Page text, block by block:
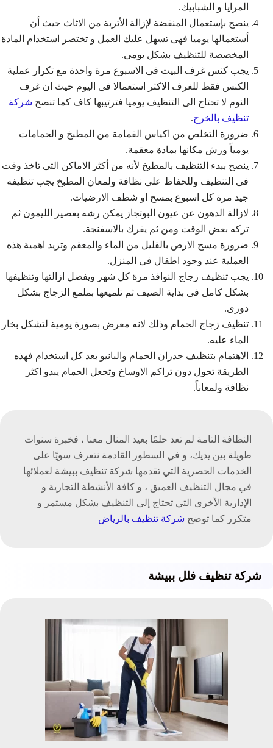
المرايا و الشبابيك.
ينصح بإستعمال المنفضة لإزالة الأتربة من الاثاث حيث أن
أستعمالها يوميا فهى تسهل عليك العمل و تختصر استخدام المادة
المخصصة للتنظيف بشكل يومى.
يجب كنس غرف البيت فى الاسبوع مرة واحدة مع تكرار عملية
الكنس فقط للغرف الاكثر استعمالا فى اليوم حيث ان غرف
النوم لا تحتاج الى التنظيف يوميا فترتيبها كاف كما تنصح شركة
تنظيف بالخرج.
ضرورة التخلص من اكياس القمامة من المطبخ و الحمامات
يومياً ورش مكانها بمادة معقمة.
ينصح ببدء التنظيف بالمطبخ لأنه من أكثر الاماكن التى تاخذ وقت
فى التنظيف وللحفاظ على نظافة ولمعان المطبخ يجب تنظيفه
جيد مرة كل اسبوع بمسح او شطف الارضيات.
لازالة الدهون عن عيون البوتجاز يمكن رشه بعصير الليمون ثم
تركه بعض الوقت ومن ثم يفرك بالاسفنجة.
ضرورة مسح الارض بالقليل من الماء والمعقم وتزيد اهمية هذه
العملية عند وجود اطفال فى المنزل.
يجب تنظيف زجاج النوافذ مرة كل شهر ويفضل ازالتها وتنظيفها
بشكل كامل فى بداية الصيف ثم تلميعها بملمع الزجاج بشكل
دورى.
تنظيف زجاج الحمام وذلك لانه معرض بصورة يومية لتشكل بخار
الماء عليه.
الاهتمام بتنظيف جدران الحمام والبانيو بعد كل استخدام فهذه
الطريقة تحول دون تراكم الاوساخ وتجعل الحمام يبدو اكثر
نظافة ولمعاناً.
النظافة التامة لم تعد حلمًا بعيد المنال معنا ، فخبرة سنوات
طويلة بين يديك، و في السطور القادمة نتعرف سويًا على
الخدمات الحصرية التي تقدمها شركة تنظيف ببيشة لعملائها
في مجال التنظيف العميق ، و كافة الأنشطة التجارية و
الإدارية الأخرى التي تحتاج إلى التنظيف بشكل مستمر و
متكرر كما توضح شركة تنظيف بالرياض
شركة تنظيف فلل ببيشة